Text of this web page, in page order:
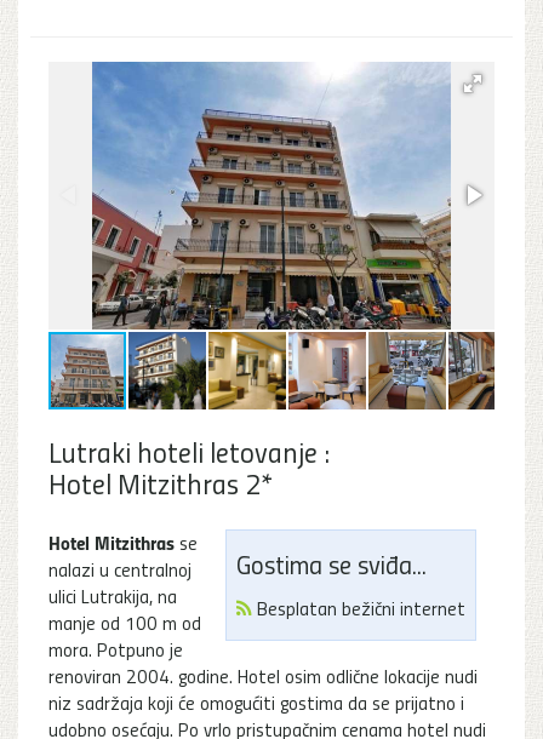
Lutraki hoteli letovanje :
Hotel Mitzithras 2*
Gostima se sviđa...
Besplatan bežični internet
Hotel Mitzithrasse
nalazi u centralnoj
ulici Lutrakija, na
manje od 100 m od
mora. Potpuno je
renoviran 2004. godine. Hotel osim odlične lokacije nudi
niz sadržaja koji će omogućiti gostima da se prijatno i
udobno osećaju. Po vrlo pristupačnim cenama hotel nudi